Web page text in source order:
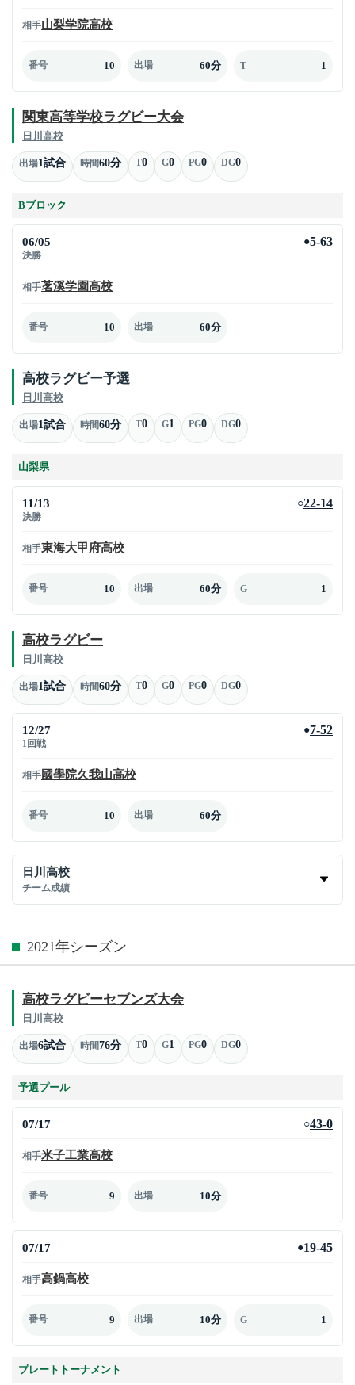
相手山梨学院高校
番号 10 出場 60分 T 1
関東高等学校ラグビー大会
日川高校
出場1試合 時間60分 T0 G0 PG0 DG0
Bブロック
06/05
決勝
●5-63
相手茗溪学園高校
番号 10 出場 60分
高校ラグビー予選
日川高校
出場1試合 時間60分 T0 G1 PG0 DG0
山梨県
11/13
決勝
○22-14
相手東海大甲府高校
番号 10 出場 60分 G 1
高校ラグビー
日川高校
出場1試合 時間60分 T0 G0 PG0 DG0
12/27
1回戦
●7-52
相手國學院久我山高校
番号 10 出場 60分
日川高校
チーム成績
2021年シーズン
高校ラグビーセブンズ大会
日川高校
出場6試合 時間76分 T0 G1 PG0 DG0
予選プール
07/17 ○43-0
相手米子工業高校
番号 9 出場 10分
07/17 ●19-45
相手高鍋高校
番号 9 出場 10分 G 1
プレートトーナメント